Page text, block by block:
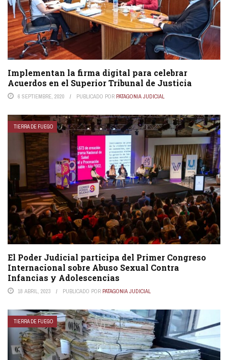
Implementan la firma digital para celebrar
Acuerdos en el Superior Tribunal de Justicia
6 SEPTIEMBRE, 2020 PUBLICADO POR PATAGONIA JUDICIAL
TIERRA DE FUEGO
El Poder Judicial participa del Primer Congreso
Internacional sobre Abuso Sexual Contra
Infancias y Adolescencias
18 ABRIL, 2023 PUBLICADO POR PATAGONIA JUDICIAL
TIERRA DE FUEGO